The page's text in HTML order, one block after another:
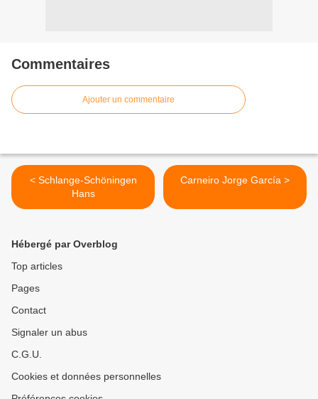
Commentaires
Ajouter un commentaire
< Schlange-Schöningen
Hans
Carneiro Jorge García >
Hébergé par Overblog
Top articles
Pages
Contact
Signaler un abus
C.G.U.
Cookies et données personnelles